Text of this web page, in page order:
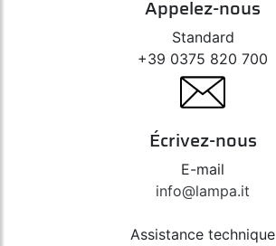
Appelez-nous
Standard
+39 0375 820 700
Écrivez-nous
E-mail
info@lampa.it
Assistance technique